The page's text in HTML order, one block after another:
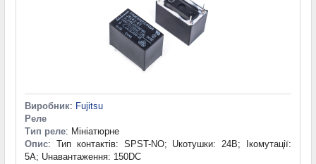
Виробник: Fujitsu
Реле
Тип реле: Мініатюрне
Опис: Тип контактів: SPST-NO; Uкотушки: 24B; Iкомутації:
5A; Uнавантаження: 150DC